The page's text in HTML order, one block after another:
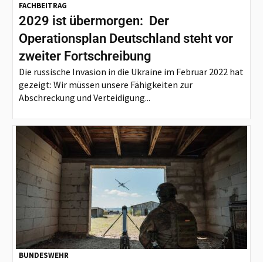
FACHBEITRAG
2029 ist übermorgen: Der
Operationsplan Deutschland steht vor
zweiter Fortschreibung
Die russische Invasion in die Ukraine im Februar 2022 hat
gezeigt: Wir müssen unsere Fähigkeiten zur
Abschreckung und Verteidigung...
BUNDESWEHR